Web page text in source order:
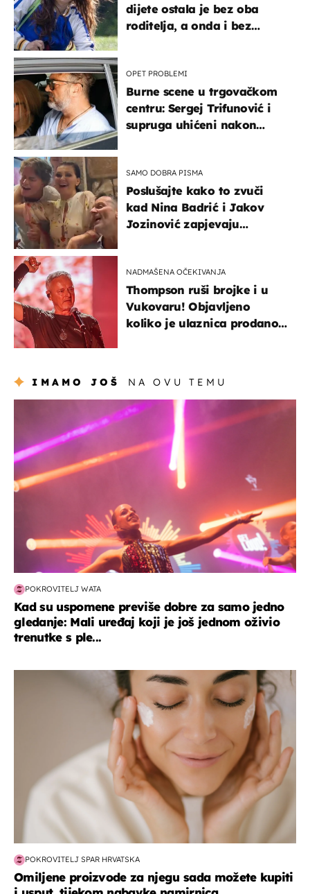
dijete ostala je bez oba
roditelja, a onda i bez
OPET PROBLEMI
Burne scene u trgovačkom
centru: Sergej Trifunović i
supruga uhićeni nakon
SAMO DOBRA PISMA
Poslušajte kako to zvuči
kad Nina Badrić i Jakov
Jozinović zapjevaju
NADMAŠENA OČEKIVANJA
Thompson ruši brojke i u
Vukovaru! Objavljeno
koliko je ulaznica prodano
IMAMO JOŠ NA OVU TEMU
POKROVITELJ WATA
Kad su uspomene previše dobre za samo jedno
gledanje: Mali uređaj koji je još jednom oživio
trenutke s ple...
moda & ljepota
POKROVITELJ SPAR HRVATSKA
Omiljene proizvode za njegu sada možete kupiti